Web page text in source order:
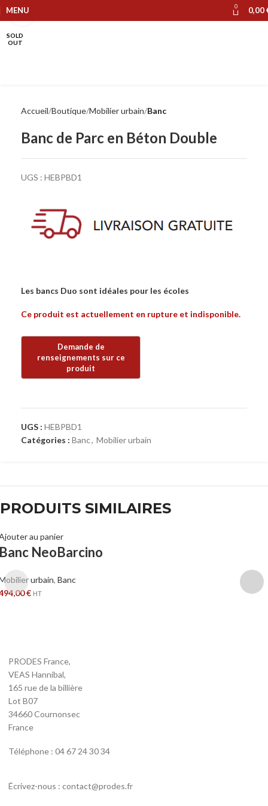
MENU 0 0,00
SOLD
OUT
Accueil Boutique Mobilier urbain Banc
Banc de Parc en Béton Double
UGS : HEBPBD1
Les bancs Duo sont idéales pour les écoles
Ce produit est actuellement en rupture et indisponible.
UGS : HEBPBD1
Catégories : Banc, Mobilier urbain
PRODUITS SIMILAIRES
au panier
NeoBarcino
urbain,Banc
€ HT
PRODES France,
VEAS Hannibal,
165 rue de la billière
Lot B07
34660 Cournonsec
France
Téléphone : 04 67 24 30 34
Écrivez-nous : contact@prodes.fr